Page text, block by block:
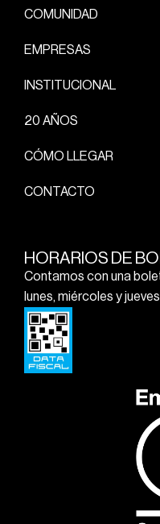
COMUNIDAD
EMPRESAS
INSTITUCIONAL
20 AÑOS
CÓMO LLEGAR
CONTACTO
HORARIOS DE
Contamos con una
lunes, miércoles y jueves